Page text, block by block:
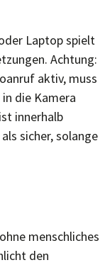
Laptop spielt
Achtung:
aktiv, muss
die Kamera
innerhalb
sicher, solange
menschliches
den